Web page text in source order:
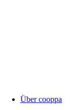
Über cooppa